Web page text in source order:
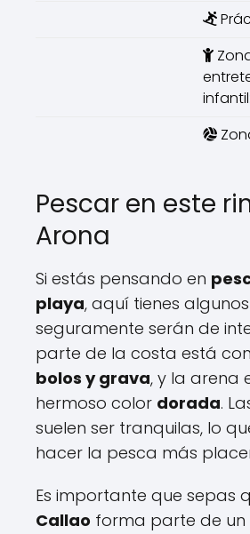
Pescar en este
Arona
Si estás pensando en
playa, aquí tienes
seguramente serán de
parte de la costa está
bolos y grava, y la arena
hermoso color dorada.
suelen ser tranquilas, lo
hacer la pesca más
Es importante que sepas
Callao forma parte de un